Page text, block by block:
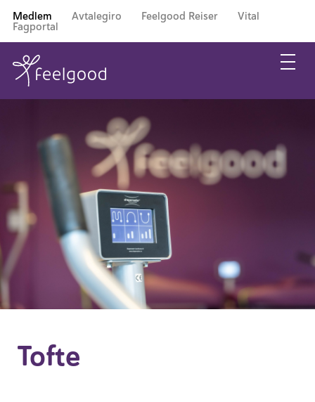
Medlem Avtalegiro Feelgood Reiser Vital
Fagportal
Tofte